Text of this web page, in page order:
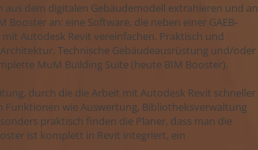
aus dem digitalen Gebäudemodell extrahieren und an
an: eine Software, die neben einer GAEB-
Autodesk Revit vereinfachen. Praktisch und
Technische Gebäudeausrüstung und/oder
MuM Building Suite (heute BIM Booster).
durch die die Arbeit mit Autodesk Revit schneller
wie Auswertung, Bibliotheksverwaltung
praktisch finden die Planer, dass man die
ist komplett in Revit integriert, ein